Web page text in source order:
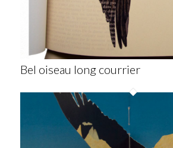
Bel oiseau long courrier